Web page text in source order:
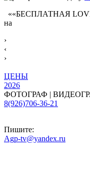
««БЕСПЛАТНАЯ LOVE
на
›
‹
›
ЦЕНЫ
2026
ФОТОГРАФ |
8(926)706-36-21
Пишите:
Agp-tv@yandex.ru